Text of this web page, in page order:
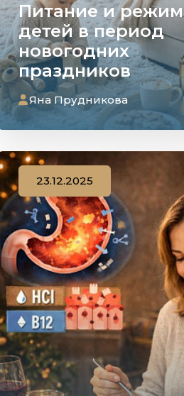
Питание и режим
детей в период
новогодних
праздников
Яна Прудникова
23.12.2025